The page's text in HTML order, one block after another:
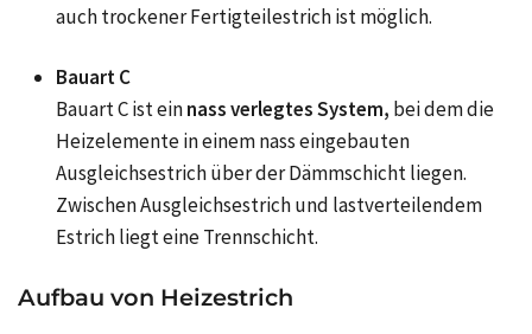
auch trockener Fertigteilestrich ist möglich.
Bauart C
Bauart C ist einnass verlegtes System, bei dem die
Heizelemente in einem nass eingebauten
Ausgleichsestrich über der Dämmschicht liegen.
Zwischen Ausgleichsestrich und lastverteilendem
Estrich liegt eine Trennschicht.
Aufbau von Heizestrich